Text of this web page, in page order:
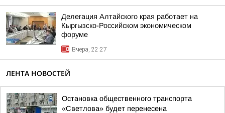
Делегация Алтайского края работает на
Кыргызско-Российском экономическом
форуме
Вчера, 22:27
ЛЕНТА НОВОСТЕЙ
Остановка общественного транспорта
«Светлова» будет перенесена